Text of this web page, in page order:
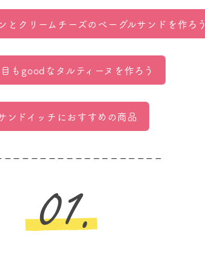
と クリームチーズの ベーグルサンドを作ろう
もgoodな タルティーヌを作ろう
ンドイッチにおすすめの商品
– – – – – – – – – – – – – – – – – –